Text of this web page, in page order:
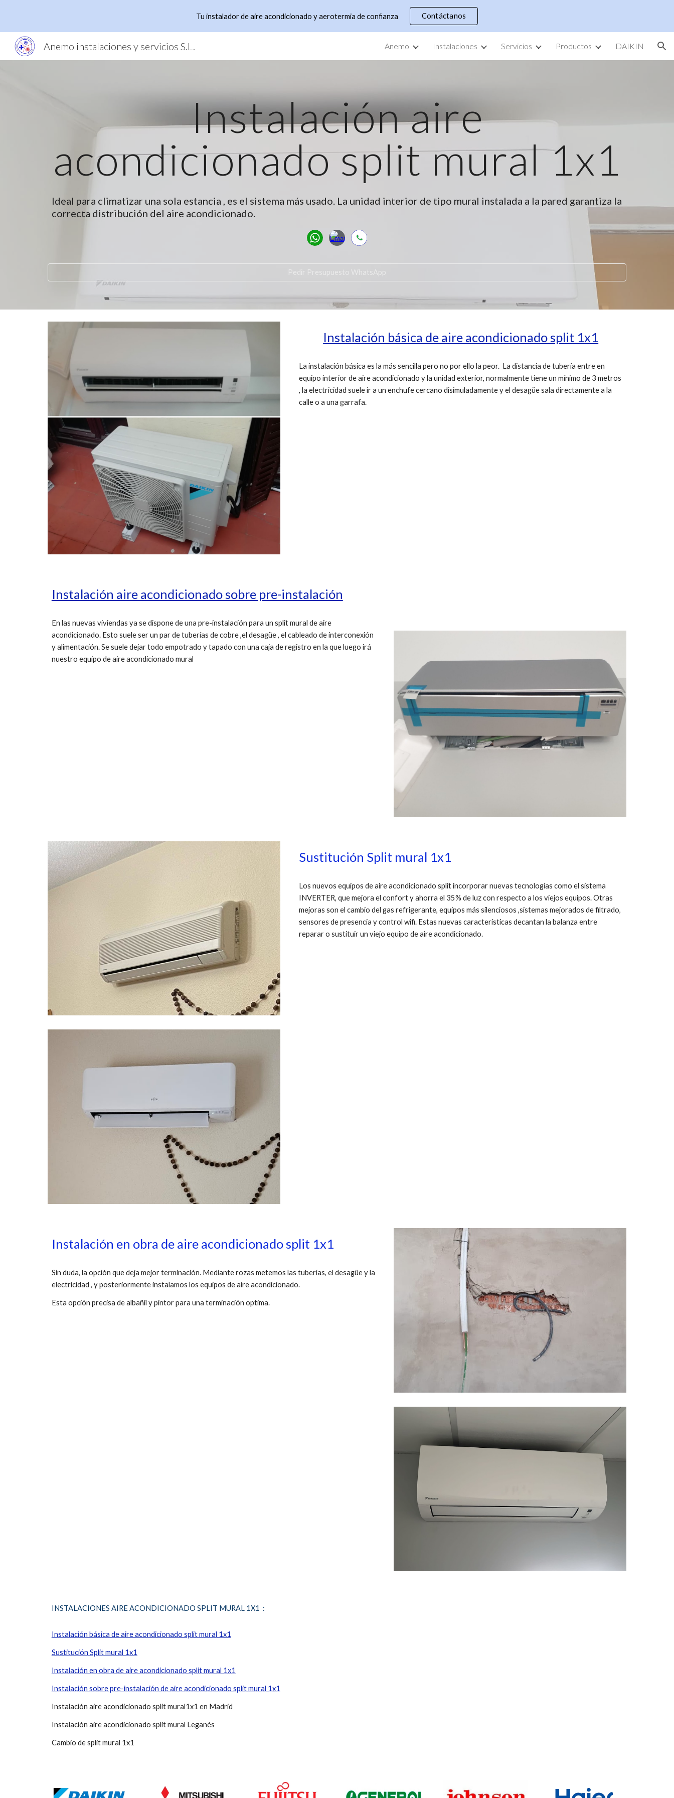
Skip to main content Skip to navigation
Tu instalador de aire acondicionado y aerotermia de confianza Contáctanos
Anemo instalaciones y servicios S.L. Anemo Instalaciones Servicios Productos DAIKIN
Instalación aire
acondicionado split mural 1x1
Ideal para climatizar una sola estancia , es el sistema más usado. La unidad interior de tipo mural instalada a la pared garantiza la
correcta distribución del aire acondicionado.
Pedir Presupuesto WhatsApp
Instalación básica de aire acondicionado split 1x1
La instalación básica es la más sencilla pero no por ello la peor. La distancia de tubería entre en
equipo interior de aire acondicionado y la unidad exterior, normalmente tiene un mínimo de 3 metros
, la electricidad suele ir a un enchufe cercano disimuladamente y el desagüe sala directamente a la
calle o a una garrafa.
Instalación aire acondicionado sobre pre-instalación
En las nuevas viviendas ya se dispone de una pre-instalación para un split mural de aire
acondicionado. Esto suele ser un par de tuberías de cobre ,el desagüe , el cableado de interconexión
y alimentación. Se suele dejar todo empotrado y tapado con una caja de registro en la que luego irá
nuestro equipo de aire acondicionado mural
Sustitución Split mural 1x1
Los nuevos equipos de aire acondicionado split incorporar nuevas tecnologías como el sistema
INVERTER, que mejora el confort y ahorra el 35% de luz con respecto a los viejos equipos. Otras
mejoras son el cambio del gas refrigerante, equipos más silenciosos ,sistemas mejorados de filtrado,
sensores de presencia y control wifi. Estas nuevas características decantan la balanza entre
reparar o sustituir un viejo equipo de aire acondicionado.
Instalación en obra de aire acondicionado split 1x1
Sin duda, la opción que deja mejor terminación. Mediante rozas metemos las tuberías, el desagüe y la
electricidad , y posteriormente instalamos los equipos de aire acondicionado.
Esta opción precisa de albañil y pintor para una terminación optima.
INSTALACIONES AIRE ACONDICIONADO SPLIT MURAL 1X1 :
Instalación básica de aire acondicionado splitmural 1x1
Sustitución Split mural 1x1
Instalación en obra de aire acondicionado split mural 1x1
Instalación sobre pre-instalación de aire acondicionado split mural 1x1
Instalación aire acondicionado split mural1x1 en Madrid
Instalación aire acondicionado split mural Leganés
Cambio de split mural 1x1